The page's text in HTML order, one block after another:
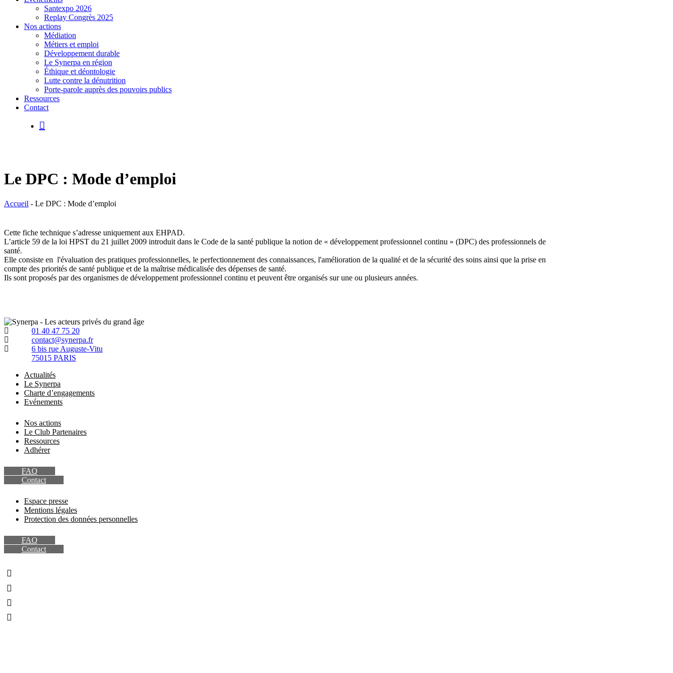
Santexpo 2026
Replay Congrès 2025
Nos actions
Médiation
Métiers et emploi
Développement durable
Le Synerpa en région
Éthique et déontologie
Lutte contre la dénutrition
Porte-parole auprès des pouvoirs publics
Ressources
Contact
Le DPC : Mode d’emploi
Accueil - Le DPC : Mode d’emploi
Cette fiche technique s’adresse uniquement aux EHPAD.
L’article 59 de la loi HPST du 21 juillet 2009 introduit dans le Code de la santé publique la notion de « développement professionnel continu » (DPC) des professionnels de
santé.
Elle consiste en l'évaluation des pratiques professionnelles, le perfectionnement des connaissances, l'amélioration de la qualité et de la sécurité des soins ainsi que la prise en
compte des priorités de santé publique et de la maîtrise médicalisée des dépenses de santé.
Ils sont proposés par des organismes de développement professionnel continu et peuvent être organisés sur une ou plusieurs années.
01 40 47 75 20
contact@synerpa.fr
6 bis rue Auguste-Vitu
75015 PARIS
Actualités
Le Synerpa
Charte d’engagements
Evénements
Nos actions
Le Club Partenaires
Ressources
Adhérer
FAQ
Contact
Espace presse
Mentions légales
Protection des données personnelles
FAQ
Contact